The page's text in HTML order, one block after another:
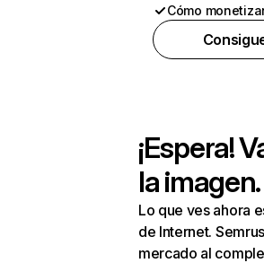
Cómo
¡Espera!
la imagen.
Lo que ves ahora
de Internet.
mercado al